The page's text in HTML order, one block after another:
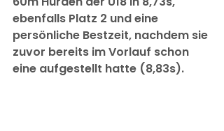
ebenfalls Platz 2 und eine
persönliche Bestzeit, nachdem sie
zuvor bereits im Vorlauf schon
eine aufgestellt hatte (8,83s).